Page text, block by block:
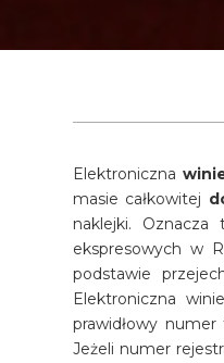
Elektroniczna
masie całkowitej
naklejki.
ekspresowych w
podstawie
Elektroniczna
prawidłowy
Jeżeli numer